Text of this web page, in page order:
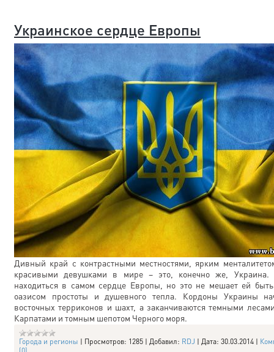
Украинское сердце Европы
Дивный край с контрастными местностями, ярким
красивыми девушками в мире – это, конечно же, Украина.
находиться в самом сердце Европы, но это не мешает ей
оазисом простоты и душевного тепла. Кордоны Украины
восточных терриконов и шахт, а заканчиваются темными
Карпатами и томным шепотом Черного моря.
Города и регионы | Просмотров: 1285 | Добавил: RDJ | Дата: 30.03.2014 |